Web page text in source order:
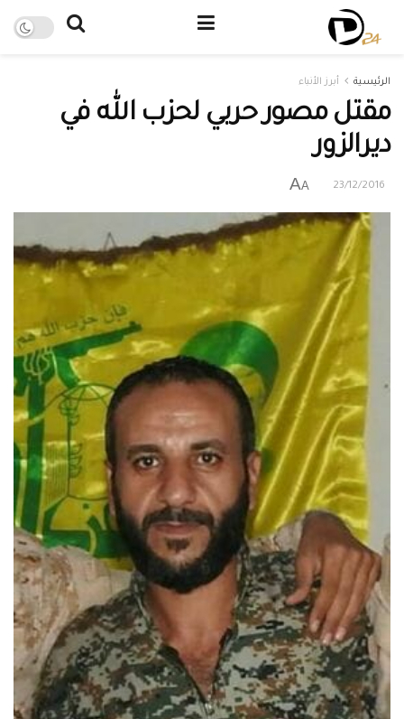
الرئيسية أبرز الأنباء
مقتل مصور حربي لحزب الله في
ديرالزور
23/12/2016
A
A